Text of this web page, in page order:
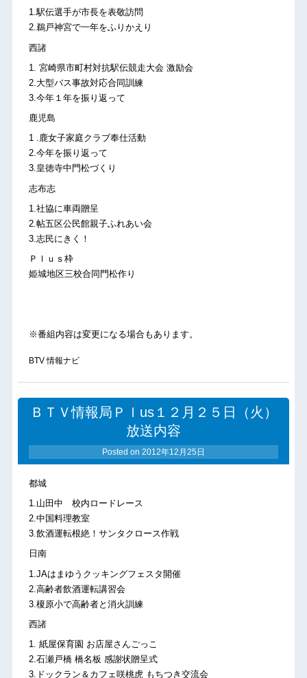
1.駅伝選手が市長を表敬訪問
2.鵜戸神宮で一年をふりかえり
西諸
1. 宮崎県市町村対抗駅伝競走大会 激励会
2.大型バス事故対応合同訓練
3.今年１年を振り返って
鹿児島
1 .鹿女子家庭クラブ奉仕活動
2.今年を振り返って
3.皇徳寺中門松づくり
志布志
1.社協に車両贈呈
2.帖五区公民館親子ふれあい会
3.志民にきく！
Ｐｌｕｓ枠
姫城地区三校合同門松作り
※番組内容は変更になる場合もあります。
BTV 情報ナビ
ＢＴＶ情報局Ｐｌus１２月２５日（火）
放送内容
Posted on 2012年12月25日
都城
1.山田中 校内ロードレース
2.中国料理教室
3.飲酒運転根絶！サンタクロース作戦
日南
1.JAはまゆうクッキングフェスタ開催
2.高齢者飲酒運転講習会
3.榎原小で高齢者と消火訓練
西諸
1. 紙屋保育園 お店屋さんごっこ
2.石瀬戸橋 橋名板 感謝状贈呈式
3.ドックラン＆カフェ咲桃虎 もちつき交流会